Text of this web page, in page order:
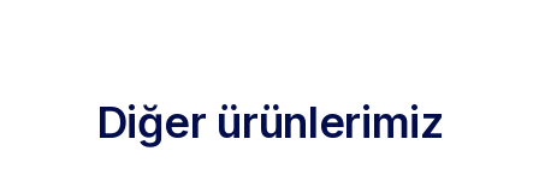
Diğer ürünlerimiz